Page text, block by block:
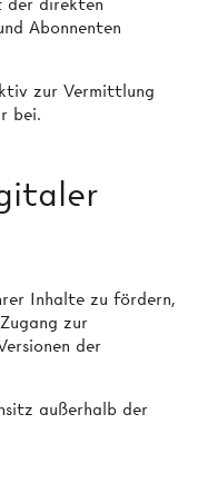
der direkten
Abonnenten
zur Vermittlung
bei.
Inhalte zu fördern,
zur
der
außerhalb der